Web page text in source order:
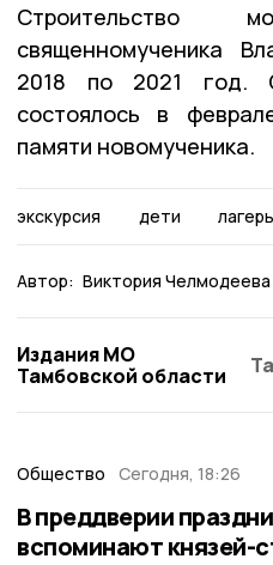
Строительство
священномученика
2018 по 2021 год.
состоялось в
памяти новомученика.
экскурсия дети лагерь
Автор: Виктория Челмодеева
Издания МО
Тамбовской области
Общество Сегодня, 18:26
В преддверии
вспоминают князей-